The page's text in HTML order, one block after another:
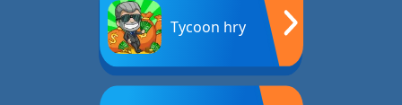
Tycoon hry